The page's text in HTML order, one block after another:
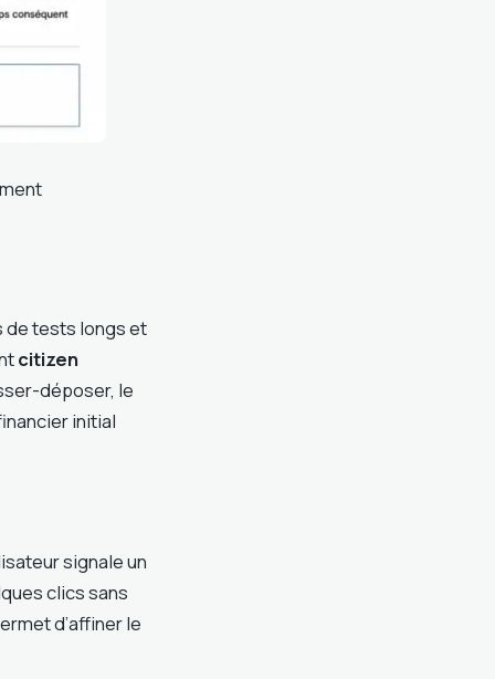
de tests longs et
citizen
déposer, le
initial
signale un
clics sans
d’affiner le